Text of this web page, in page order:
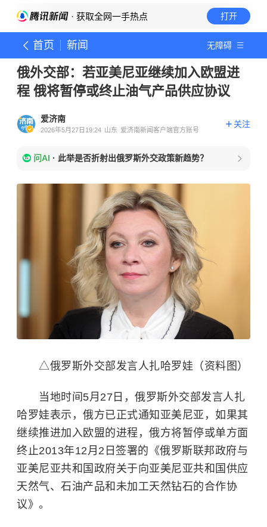
· 获取全网一手热点 打开
首页 新闻 无障碍
俄外交部：若亚美尼亚继续加入欧盟进
程 俄将暂停或终止油气产品供应协议
爱济南
2026年5月27日19:24 山东 爱济南新闻客户端官方账号
关注
问AI · 此举是否折射出俄罗斯外交政策新趋势？
△俄罗斯外交部发言人扎哈罗娃（资料图）
当地时间5月27日，俄罗斯外交部发言人扎
哈罗娃表示，俄方已正式通知亚美尼亚，如果其
继续推进加入欧盟的进程，俄方将暂停或单方面
终止2013年12月2日签署的《俄罗斯联邦政府与
亚美尼亚共和国政府关于向亚美尼亚共和国供应
天然气、石油产品和未加工天然钻石的合作协
议》。